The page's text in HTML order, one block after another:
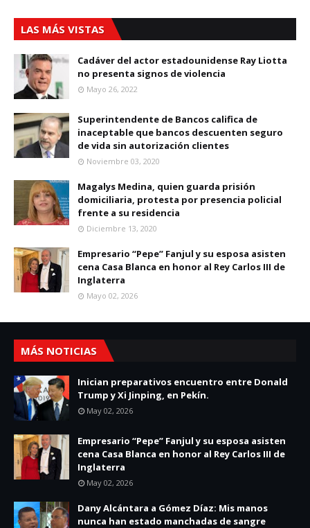
LAS MÁS VISTAS
Cadáver del actor estadounidense Ray Liotta
no presenta signos de violencia
Mayo 26, 2022
Superintendente de Bancos califica de
inaceptable que bancos descuenten seguro
de vida sin autorización clientes
Noviembre 03, 2020
Magalys Medina, quien guarda prisión
domiciliaria, protesta por presencia policial
frente a su residencia
Diciembre 13, 2020
Empresario “Pepe” Fanjul y su esposa asisten
cena Casa Blanca en honor al Rey Carlos III de
Inglaterra
Mayo 02, 2026
MÁS NOTICIAS
Inician preparativos encuentro entre Donald
Trump y Xi Jinping, en Pekín.
May 02, 2026
Empresario “Pepe” Fanjul y su esposa asisten
cena Casa Blanca en honor al Rey Carlos III de
Inglaterra
May 02, 2026
Dany Alcántara a Gómez Díaz: Mis manos
nunca han estado manchadas de sangre